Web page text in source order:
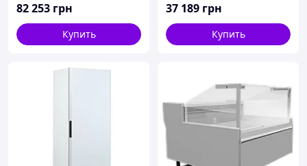
82 253 грн
Купить
37 189 грн
Купить